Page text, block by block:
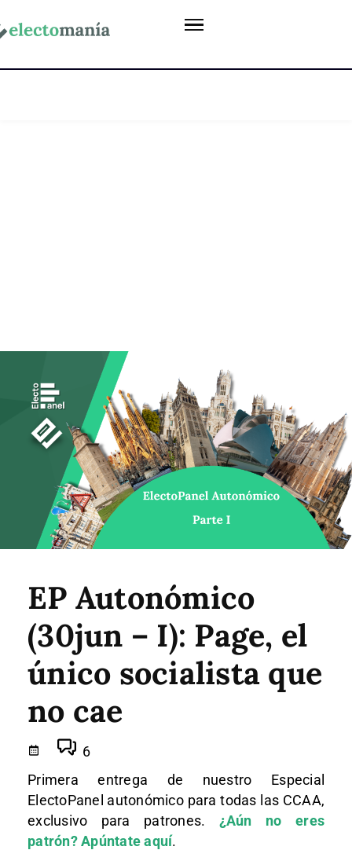
EP Autonómico
(30jun – I): Page, el
único socialista que
no cae
6
Primera entrega de nuestro Especial
ElectoPanel autonómico para todas las CCAA,
exclusivo para patrones. ¿Aún no eres
patrón? Apúntate aquí.